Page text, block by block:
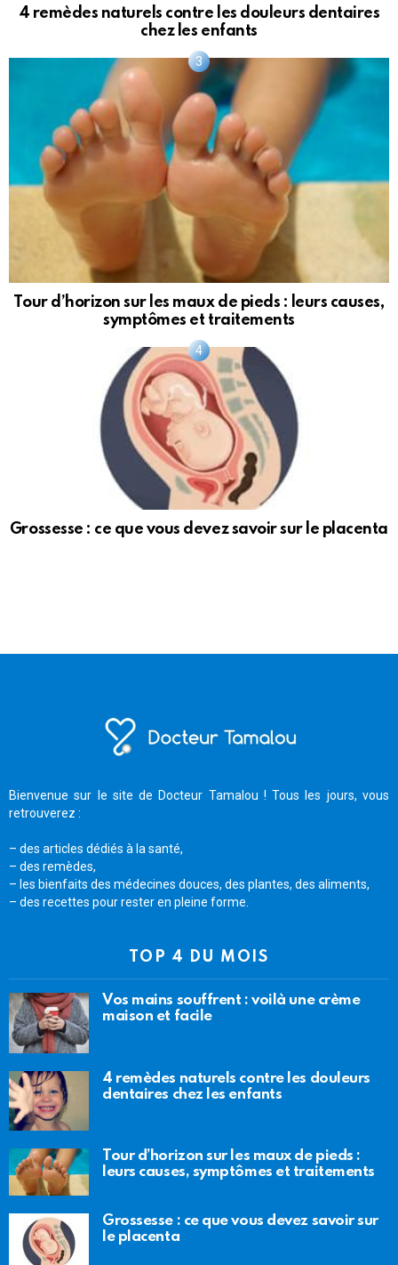
4 remèdes naturels contre les douleurs dentaires
chez les enfants
Tour d’horizon sur les maux de pieds : leurs causes,
symptômes et traitements
Grossesse : ce que vous devez savoir sur le placenta
Bienvenue sur le site de Docteur Tamalou ! Tous les jours, vous
retrouverez :
– des articles dédiés à la santé,
– des remèdes,
– les bienfaits des médecines douces, des plantes, des aliments,
– des recettes pour rester en pleine forme.
TOP 4 DU MOIS
Vos mains souffrent : voilà une crème
maison et facile
4 remèdes naturels contre les douleurs
dentaires chez les enfants
Tour d’horizon sur les maux de pieds :
leurs causes, symptômes et traitements
Grossesse : ce que vous devez savoir sur
le placenta